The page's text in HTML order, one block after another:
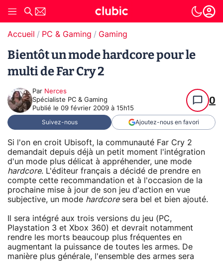
Accueil PC & Gaming Gaming
Bientôt un mode hardcore pour le
multi de Far Cry 2
Par Nerces
Spécialiste PC & Gaming
Publié le 09 février 2009 à 15h15
0
Suivez-nous Ajoutez-nous en favori
Si l'on en croit Ubisoft, la communauté Far Cry 2
demandait depuis déjà un petit moment l'intégration
d'un mode plus délicat à appréhender, une mode
hardcore. L'éditeur français a décidé de prendre en
compte cette recommandation et à l'occasion de la
prochaine mise à jour de son jeu d'action en vue
subjective, un mode hardcoresera bel et bien ajouté.
Il sera intégré aux trois versions du jeu (PC,
Playstation 3 et Xbox 360) et devrait notamment
rendre les morts beaucoup plus fréquentes en
augmentant la puissance de toutes les armes. De
manière plus générale, l'ensemble des armes sera